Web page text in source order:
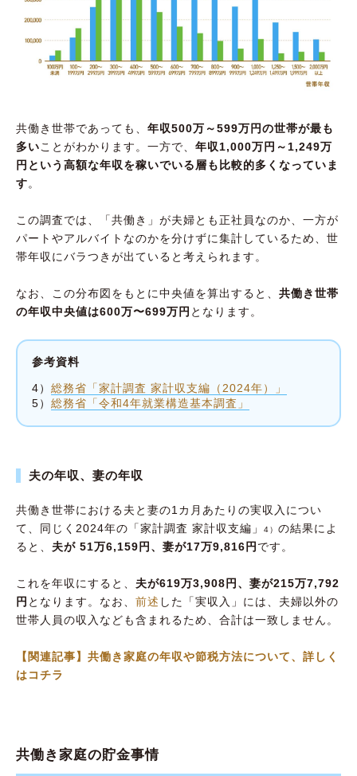
共働き世帯であっても、 年収500万～599万円の世帯が最も
多いことがわかります。一方で、 年収1,000万円～1,249万
円という高額な年収を稼いでいる層も比較的多くなっていま
す。
この調査では、「共働き」が夫婦とも正社員なのか、一方が
パートやアルバイトなのかを分けずに集計しているため、世
帯年収にバラつきが出ていると考えられます。
なお、この分布図をもとに中央値を算出すると、 共働き世帯
の年収中央値は600万〜699万円 となります。
参考資料
4） 総務省「家計調査 家計収支編（2024年）」
5） 総務省「令和4年就業構造基本調査」
夫の年収、妻の年収
共働き世帯における夫と妻の1カ月あたりの実収入につい
て、同じく2024年の「家計調査 家計収支編」
4） の結果によ
ると、 夫が 51万6,159円、妻が17万9,816円 です。
これを年収にすると、 夫が619万3,908円、妻が215万7,792
円 となります。なお、 前述 した「実収入」には、夫婦以外の
世帯人員の収入なども含まれるため、合計は一致しません。
【関連記事】共働き家庭の年収や節税方法について、詳しく
はコチラ
共働き家庭の貯金事情